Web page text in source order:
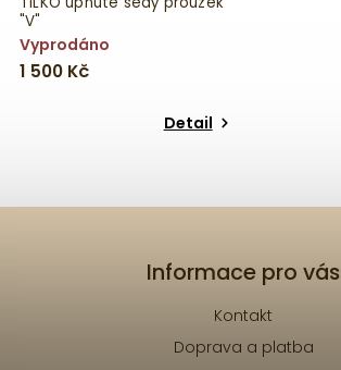
"V"
Vyprodáno
1 500 Kč
Detail
Informace pro vás
Kontakt
Doprava a platba